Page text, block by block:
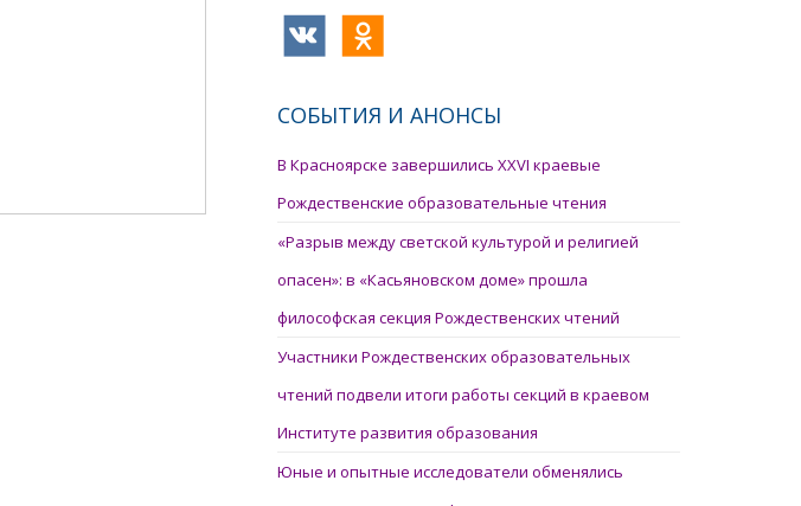
СОБЫТИЯ И АНОНСЫ
В Красноярске завершились XXVI краевые
Рождественские образовательные чтения
«Разрыв между светской культурой и религией
опасен»: в «Касьяновском доме» прошла
философская секция Рождественских чтений
Участники Рождественских образовательных
чтений подвели итоги работы секций в краевом
Институте развития образования
Юные и опытные исследователи обменялись